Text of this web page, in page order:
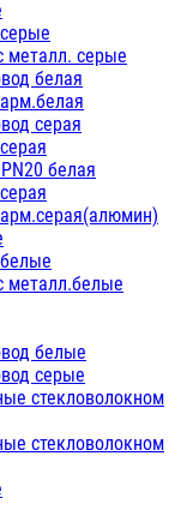
металл. серые
белая
серая
белая
металл.белые
белые
серые
стекловолокном
стекловолокном